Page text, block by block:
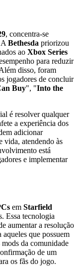
, concentra-se
Bethesda priorizou
ao Xbox Series
para reduzir
disso, foram
jogadores de concluir
Buy", "Into the
é resolver qualquer
a experiência dos
adicionar
vida, atendendo às
está
e implementar
em Starfield
Essa tecnologia
aumentar a resolução
que possuem
da comunidade
de um
os fãs do jogo.